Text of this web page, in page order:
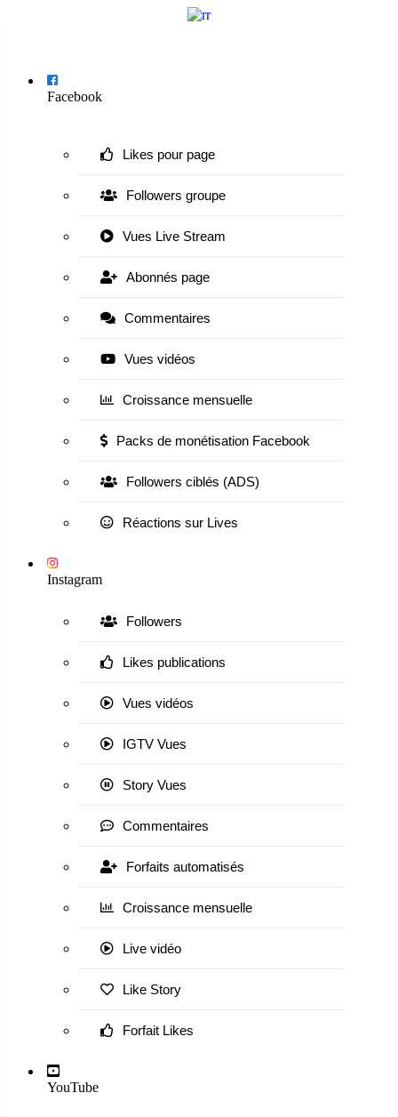
Facebook
Likes pour page
Followers groupe
Vues Live Stream
Abonnés page
Commentaires
Vues vidéos
Croissance mensuelle
Packs de monétisation Facebook
Followers ciblés (ADS)
Réactions sur Lives
Instagram
Followers
Likes publications
Vues vidéos
IGTV Vues
Story Vues
Commentaires
Forfaits automatisés
Croissance mensuelle
Live vidéo
Like Story
Forfait Likes
YouTube